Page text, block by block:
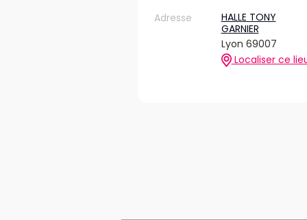
Adresse
HALLE TONY
GARNIER
Lyon 69007
Localiser ce